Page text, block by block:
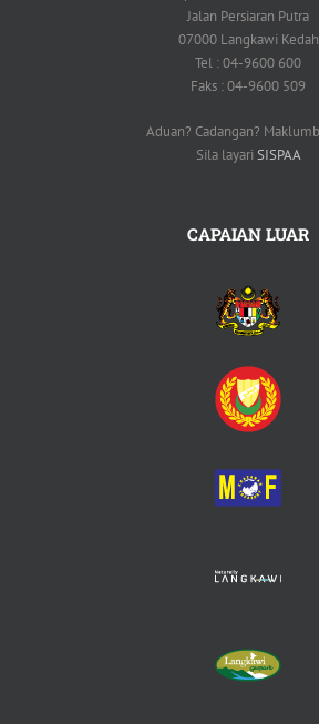
Jalan Persiaran Putra
07000 Langkawi Kedah
Tel : 04-9600 600
Faks : 04-9600 509
Aduan? Cadangan?
Sila layari SISPAA
CAPAIAN LUAR